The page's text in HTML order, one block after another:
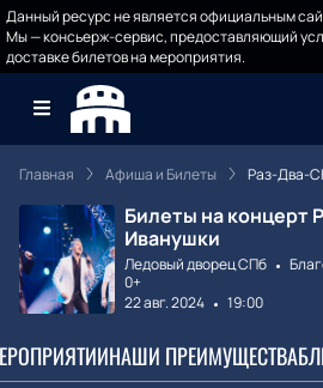
Данный ресурс не является официальным
Мы — консьерж-сервис, предоставляющий
доставке билетов на мероприятия.
Главная Афиша и Билеты Раз-Два-
Билеты на концерт
Иванушки
Ледовый дворец СПб
0+
22 авг. 2024
19:00
НАШИ ПРЕИМУЩЕСТВА